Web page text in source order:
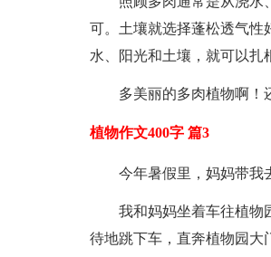
可。土壤就选择蓬松透气性
水、阳光和土壤，就可以扎
多美丽的多肉植物啊！
植物作文400字 篇3
今年暑假里，妈妈带我
我和妈妈坐着车往植物
待地跳下车，直奔植物园大